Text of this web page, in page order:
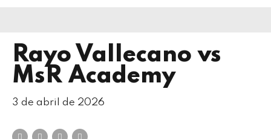
Rayo Vallecano vs
MsR Academy
3 de abril de 2026